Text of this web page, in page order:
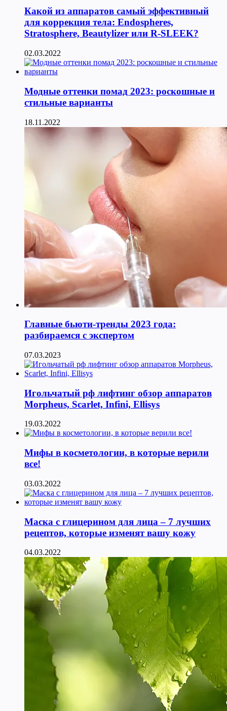
Какой из аппаратов самый эффективный
для коррекция тела: Endospheres,
Stratosphere, Beautylizer или R-SLEEK?
02.03.2022
Модные оттенки помад 2023: роскошные и
стильные варианты
18.11.2022
Главные бьюти-тренды 2023 года:
разбираемся с экспертом
07.03.2023
Игольчатый рф лифтинг обзор аппаратов
Morpheus, Scarlet, Infini, Ellisys
19.03.2022
Мифы в косметологии, в которые верили
все!
03.03.2022
Маска с глицерином для лица – 7 лучших
рецептов, которые изменят вашу кожу
04.03.2022